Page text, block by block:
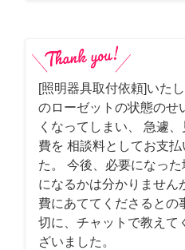
[照明器具取付依頼]いた
のローゼットの状態のせ
くなってしまい、 急遽
費を 相談料としてお支
た。 今後、必要になっ
になるかは分かりません
費にあててくださるとの
切に、チャットで教えて
ざいました。